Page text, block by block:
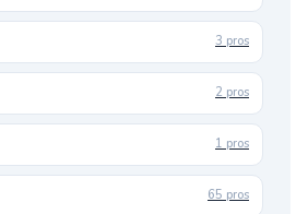
3 pros
2 pros
1 pros
65 pros